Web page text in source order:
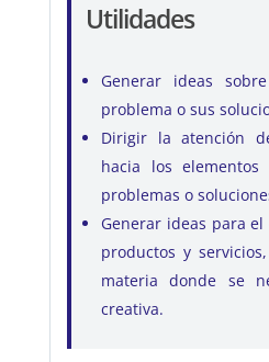
Utilidades
Generar ideas
problema o sus
Dirigir la atención
hacia los
problemas o
Generar ideas para
productos y
materia donde se
creativa.